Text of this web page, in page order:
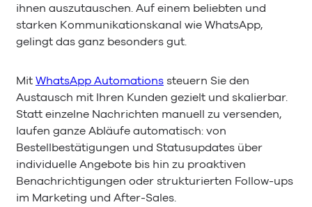
ihnen auszutauschen. Auf einem beliebten und
starken Kommunikationskanal wie WhatsApp,
gelingt das ganz besonders gut.
MitWhatsApp Automations steuern Sie den
Austausch mit Ihren Kunden gezielt und skalierbar.
Statt einzelne Nachrichten manuell zu versenden,
laufen ganze Abläufe automatisch: von
Bestellbestätigungen und Statusupdates über
individuelle Angebote bis hin zu proaktiven
Benachrichtigungen oder strukturierten Follow-ups
im Marketing und After-Sales.